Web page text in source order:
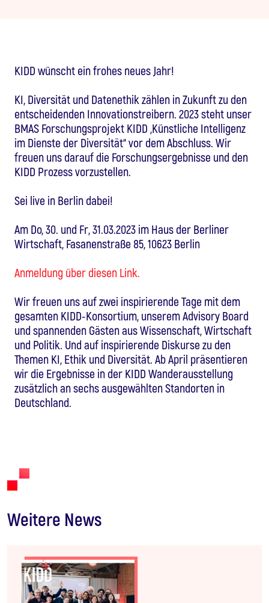
KIDD wünscht ein frohes neues Jahr!
KI, Diversität und Datenethik zählen in Zukunft zu den
entscheidenden Innovationstreibern. 2023 steht unser
BMAS Forschungsprojekt KIDD „Künstliche Intelligenz
im Dienste der Diversität“ vor dem Abschluss. Wir
freuen uns darauf die Forschungsergebnisse und den
KIDD Prozess vorzustellen.
Sei live in Berlin dabei!
Am Do, 30. und Fr, 31.03.2023 im Haus der Berliner
Wirtschaft, Fasanenstraße 85, 10623 Berlin
Anmeldung über diesen Link.
Wir freuen uns auf zwei inspirierende Tage mit dem
gesamten KIDD-Konsortium, unserem Advisory Board
und spannenden Gästen aus Wissenschaft, Wirtschaft
und Politik. Und auf inspirierende Diskurse zu den
Themen KI, Ethik und Diversität. Ab April präsentieren
wir die Ergebnisse in der KIDD Wanderausstellung
zusätzlich an sechs ausgewählten Standorten in
Deutschland.
Weitere News